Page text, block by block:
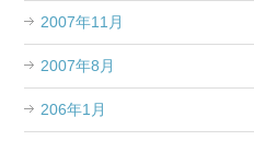
2007年11月
2007年8月
206年1月